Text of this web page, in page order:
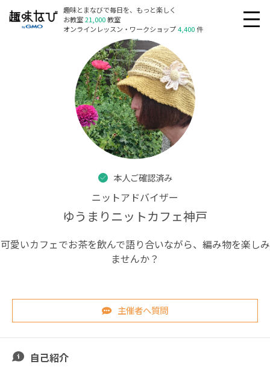
趣味とまなびで毎日を、もっと楽しく
お教室21,000教室
オンラインレッスン・ワークショップ4,400件
本人ご確認済み
ニットアドバイザー
ゆうまりニットカフェ神戸
可愛いカフェでお茶を飲んで語り合いながら、編み物を楽しみ
ませんか？
主催者へ質問
自己紹介